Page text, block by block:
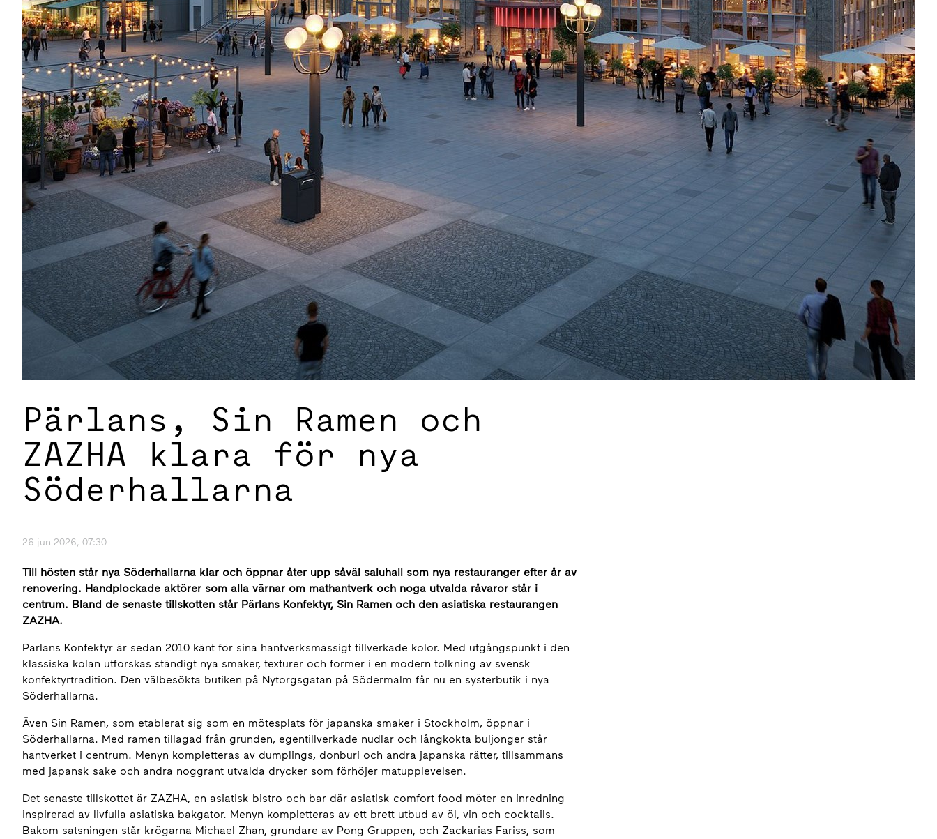
Pärlans, Sin Ramen och
ZAZHA klara för nya
Söderhallarna
26 jun 2026, 07:30
Till hösten står nya Söderhallarna klar och öppnar åter upp såväl saluhall som nya restauranger efter år av
renovering. Handplockade aktörer som alla värnar om mathantverk och noga utvalda råvaror står i
centrum. Bland de senaste tillskotten står Pärlans Konfektyr, Sin Ramen och den asiatiska restaurangen
ZAZHA.
Pärlans Konfektyr är sedan 2010 känt för sina hantverksmässigt tillverkade kolor. Med utgångspunkt i den
klassiska kolan utforskas ständigt nya smaker, texturer och former i en modern tolkning av svensk
konfektyrtradition. Den välbesökta butiken på Nytorgsgatan på Södermalm får nu en systerbutik i nya
Söderhallarna.
Även Sin Ramen, som etablerat sig som en mötesplats för japanska smaker i Stockholm, öppnar i
Söderhallarna. Med ramen tillagad från grunden, egentillverkade nudlar och långkokta buljonger står
hantverket i centrum. Menyn kompletteras av dumplings, donburi och andra japanska rätter, tillsammans
med japansk sake och andra noggrant utvalda drycker som förhöjer matupplevelsen.
Det senaste tillskottet är ZAZHA, en asiatisk bistro och bar där asiatisk comfort food möter en inredning
inspirerad av livfulla asiatiska bakgator. Menyn kompletteras av ett brett utbud av öl, vin och cocktails.
Bakom satsningen står krögarna Michael Zhan, grundare av Pong Gruppen, och Zackarias Fariss, som